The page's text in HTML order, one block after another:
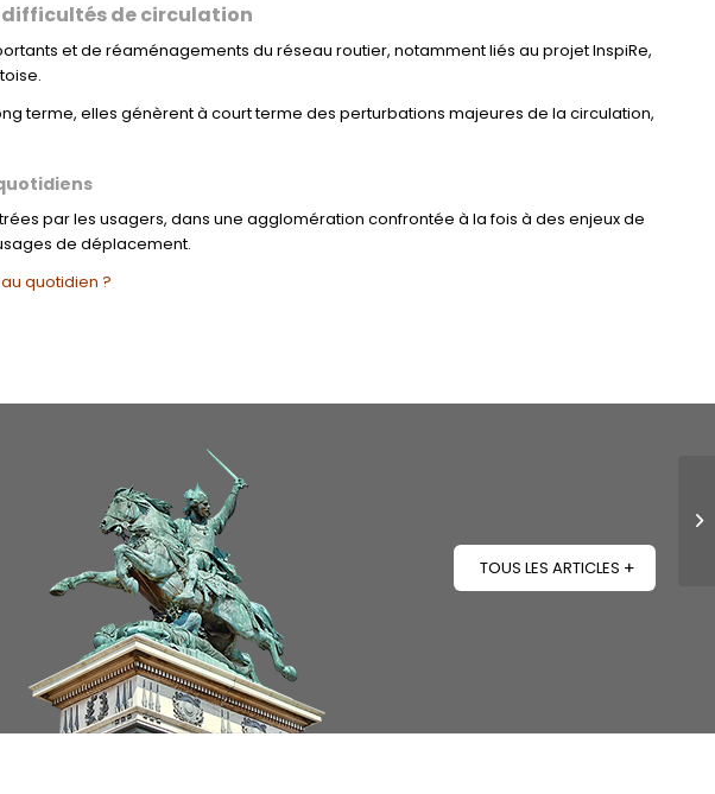
de circulation
et de réaménagements du réseau routier, notamment liés au projet InspiRe,
terme, elles génèrent à court terme des perturbations majeures de la circulation,
par les usagers, dans une agglomération confrontée à la fois à des enjeux de
de déplacement.
quotidien ?
TOUS LES ARTICLES